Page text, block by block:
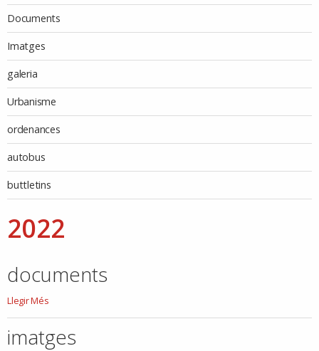
Documents
Imatges
galeria
Urbanisme
ordenances
autobus
buttletins
2022
documents
documents
Llegir Més
imatges